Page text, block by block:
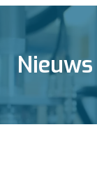
Nieuws